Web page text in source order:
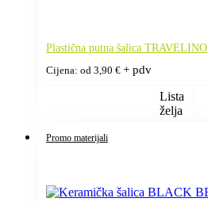
Plastična putna šalica TRAVELINO
Cijena: od 3,90 € + pdv
Lista
želja
Promo materijali